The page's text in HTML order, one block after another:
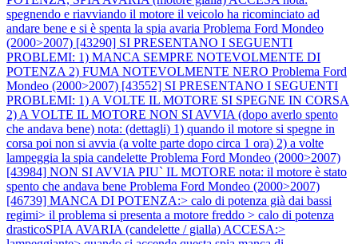
spegnendo e riavviando il motore il veicolo ha ricominciato ad
andare bene e si è spenta la spia avaria Problema Ford Mondeo
(2000>2007) [43290] SI PRESENTANO I SEGUENTI
PROBLEMI: 1) MANCA SEMPRE NOTEVOLMENTE DI
POTENZA 2) FUMA NOTEVOLMENTE NERO Problema Ford
Mondeo (2000>2007) [43552] SI PRESENTANO I SEGUENTI
PROBLEMI: 1) A VOLTE IL MOTORE SI SPEGNE IN CORSA
2) A VOLTE IL MOTORE NON SI AVVIA (dopo averlo spento
che andava bene) nota: (dettagli) 1) quando il motore si spegne in
corsa poi non si avvia (a volte parte dopo circa 1 ora) 2) a volte
lampeggia la spia candelette Problema Ford Mondeo (2000>2007)
[43984] NON SI AVVIA PIU` IL MOTORE nota: il motore è stato
spento che andava bene Problema Ford Mondeo (2000>2007)
[46739] MANCA DI POTENZA:> calo di potenza già dai bassi
regimi> il problema si presenta a motore freddo > calo di potenza
drasticoSPIA AVARIA (candelette / gialla) ACCESA:>